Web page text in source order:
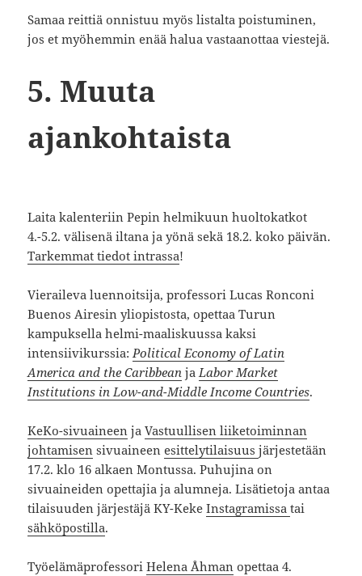
Samaa reittiä onnistuu myös listalta poistuminen,
jos et myöhemmin enää halua vastaanottaa viestejä.
5. Muuta
ajankohtaista
Laita kalenteriin Pepin helmikuun huoltokatkot
4.-5.2. välisenä iltana ja yönä sekä 18.2. koko päivän.
Tarkemmat tiedot intrassa!
Vieraileva luennoitsija, professori Lucas Ronconi
Buenos Airesin yliopistosta, opettaa Turun
kampuksella helmi-maaliskuussa kaksi
intensiivikurssia: Political Economy of Latin
America and the Caribbean ja Labor Market
Institutions in Low-and-Middle Income Countries.
KeKo-sivuaineen jaVastuullisen liiketoiminnan
johtamisen sivuaineenesittelytilaisuusjärjestetään
17.2. klo 16 alkaen Montussa. Puhujina on
sivuaineiden opettajia ja alumneja. Lisätietoja antaa
tilaisuuden järjestäjä KY-KekeInstagramissatai
sähköpostilla.
TyöelämäprofessoriHelena Åhman opettaa 4.